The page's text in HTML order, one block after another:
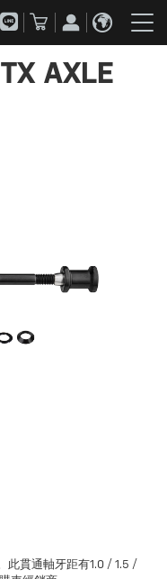
AXLE
此貫通軸牙距有1.0 / 1.5 /